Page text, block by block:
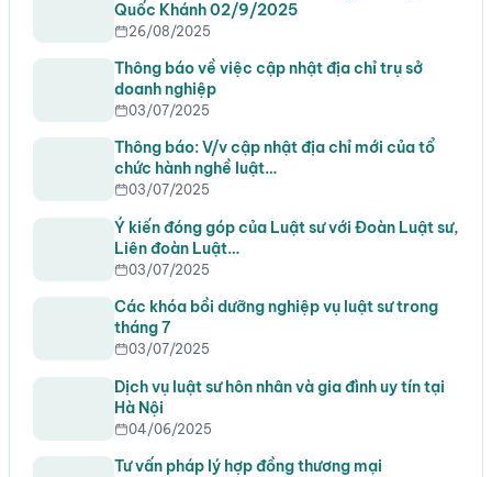
Quốc Khánh 02/9/2025
26/08/2025
Thông báo về việc cập nhật địa chỉ trụ sở
doanh nghiệp
03/07/2025
Thông báo: V/v cập nhật địa chỉ mới của tổ
chức hành nghề luật…
03/07/2025
Ý kiến đóng góp của Luật sư với Đoàn Luật sư,
Liên đoàn Luật…
03/07/2025
Các khóa bồi dưỡng nghiệp vụ luật sư trong
tháng 7
03/07/2025
Dịch vụ luật sư hôn nhân và gia đình uy tín tại
Hà Nội
04/06/2025
Tư vấn pháp lý hợp đồng thương mại